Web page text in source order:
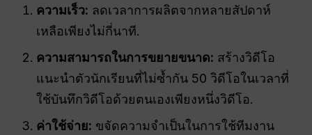
ความเร็ว: ลดเวลาการผลิตจากหลายสัปดาห์
เหลือเพียงไม่กี่นาที.
ความสามารถในการขยายขนาด: สร้างวิดีโอ
แนะนำตัวนักเรียนที่ไม่ซ้ำกัน 50 วิดีโอในเวลาที่
ใช้บันทึกวิดีโอด้วยตนเองเพียงหนึ่งวิดีโอ.
ค่าใช้จ่าย: ขจัดความจำเป็นในการใช้ทีมงาน